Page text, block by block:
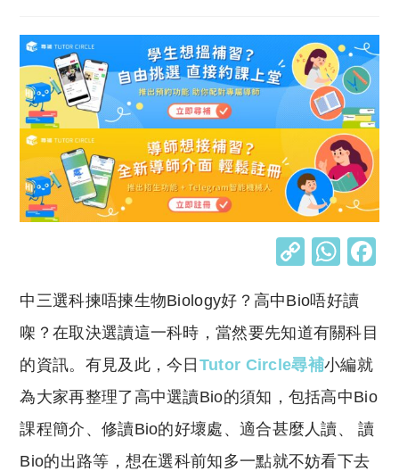
C
p
y
Li
n
k
W
at
s
A
p
p
中三選科揀唔揀生物Biology好？高中Bio唔好讀
㗎？在取決選讀這一科時，當然要先知道有關科目
的資訊。有見及此，今日 Tutor Circle尋補小編就
為大家再整理了高中選讀Bio的須知，包括高中Bio
課程簡介、修讀Bio的好壞處、適合甚麼人讀、 讀
Bio的出路等，想在選科前知多一點就不妨看下去